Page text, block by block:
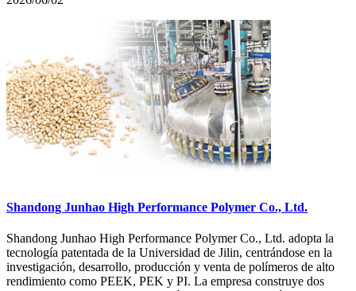
Shandong Junhao High Performance Polymer Co., Ltd.
Shandong Junhao High Performance Polymer Co., Ltd. adopta la
tecnología patentada de la Universidad de Jilin, centrándose en la
investigación, desarrollo, producción y venta de polímeros de alto
rendimiento como PEEK, PEK y PI. La empresa construye dos